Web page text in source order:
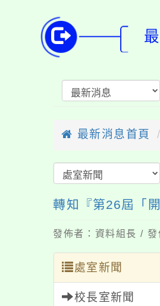
最新消息首頁
轉知『第26屆「
發佈者：資料組長 /
處室新聞
校長室新聞